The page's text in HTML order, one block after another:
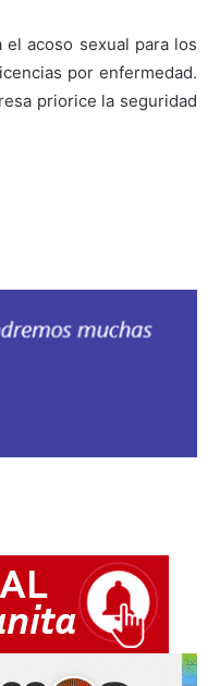
acoso sexual para los
por enfermedad.
priorice la seguridad